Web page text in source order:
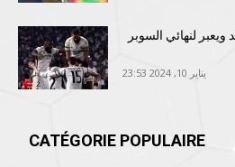
ويعبر لنهائي السوبر
يناير 10, 2024 23:53
CATÉGORIE POPULAIRE